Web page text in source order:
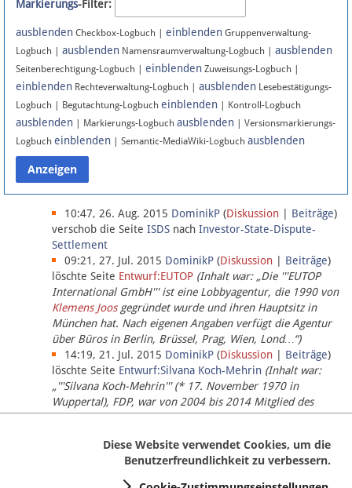
Facebook
Instagram
Anmelden
Datenschutz
Über Lobbypedia
Impressum
Markierungs-Filter:
ausblenden Checkbox-Logbuch | einblenden Gruppenverwaltung-
Logbuch | ausblenden Namensraumverwaltung-Logbuch | ausblenden
Seitenberechtigung-Logbuch | einblenden Zuweisungs-Logbuch |
einblenden Rechteverwaltung-Logbuch | ausblenden Lesebestätigungs-
Logbuch | Begutachtung-Logbuch einblenden | Kontroll-Logbuch
ausblenden | Markierungs-Logbuch ausblenden | Versionsmarkierungs-
Logbuch einblenden | Semantic-MediaWiki-Logbuch ausblenden
10:47, 26. Aug. 2015 DominikP (Diskussion Beiträge)
verschob die Seite ISDS nach Investor-State-Dispute-
Settlement
09:21, 27. Jul. 2015 DominikP (Diskussion Beiträge)
löschte Seite Entwurf:EUTOP (Inhalt war: „Die '''EUTOP
International GmbH''' ist eine Lobbyagentur, die 1990 von
Klemens Joosgegründet wurde und ihren Hauptsitz in
München hat. Nach eigenen Angaben verfügt die Agentur
über Büros in Berlin, Brüssel, Prag, Wien, Lond…“)
14:19, 21. Jul. 2015 DominikP (Diskussion Beiträge)
löschte Seite Entwurf:Silvana Koch-Mehrin (Inhalt war:
„'''Silvana Koch-Mehrin''' (* 17. November 1970 in
Wuppertal), FDP, war von 2004 bis 2014 Mitglied des
Europäischen Parlaments, seit November 2014 ist sie für
Diese Website verwendet Cookies, um die
Benutzerfreundlichkeit zu verbessern.